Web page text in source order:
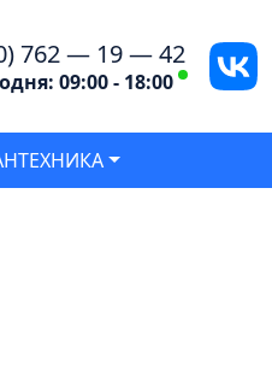
762 — 19 — 42
09:00 - 18:00